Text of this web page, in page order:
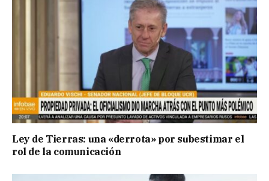
Ley de Tierras: una «derrota» por subestimar el
rol de la comunicación